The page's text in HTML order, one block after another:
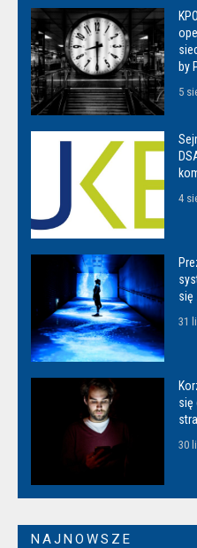
by
5
4
się
31
się
30
NAJNOWSZE